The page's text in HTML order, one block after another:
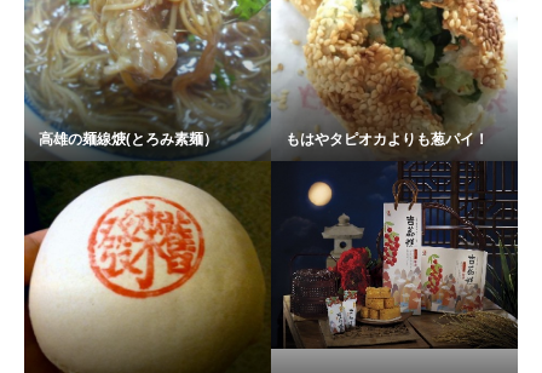
高雄の麺線焿(とろみ素麺） もはやタピオカよりも葱パイ！